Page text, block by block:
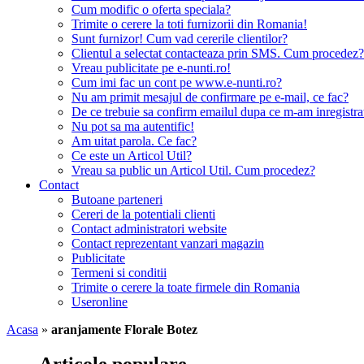
Cum modific o oferta speciala?
Trimite o cerere la toti furnizorii din Romania!
Sunt furnizor! Cum vad cererile clientilor?
Clientul a selectat contacteaza prin SMS. Cum procedez?
Vreau publicitate pe e-nunti.ro!
Cum imi fac un cont pe www.e-nunti.ro?
Nu am primit mesajul de confirmare pe e-mail, ce fac?
De ce trebuie sa confirm emailul dupa ce m-am
Nu pot sa ma autentific!
Am uitat parola. Ce fac?
Ce este un Articol Util?
Vreau sa public un Articol Util. Cum procedez?
Contact
Butoane parteneri
Cereri de la potentiali clienti
Contact administratori website
Contact reprezentant vanzari magazin
Publicitate
Termeni si conditii
Trimite o cerere la toate firmele din Romania
Useronline
Acasa » aranjamente Florale Botez